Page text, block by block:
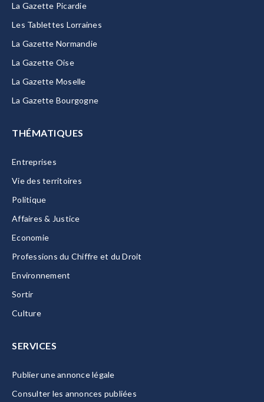
La Gazette Picardie
Les Tablettes Lorraines
La Gazette Normandie
La Gazette Oise
La Gazette Moselle
La Gazette Bourgogne
THÉMATIQUES
Entreprises
Vie des territoires
Politique
Affaires & Justice
Economie
Professions du Chiffre et du Droit
Environnement
Sortir
Culture
SERVICES
Publier une annonce légale
Consulter les annonces publiées